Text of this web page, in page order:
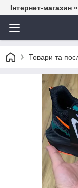
Інтернет-магазин
Товари та